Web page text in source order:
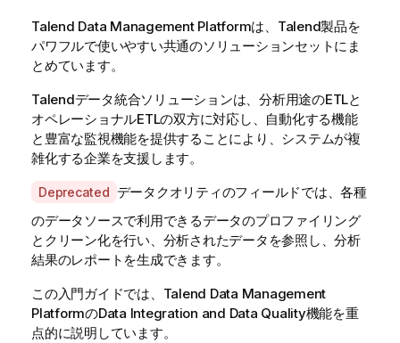
Talend Data Management Platformは、 Talend製品を
パワフルで使いやすい共通のソリューションセットにま
とめています。
Talendデータ統合ソリューションは、分析用途のETLと
オペレーショナルETLの双方に対応し、自動化する機能
と豊富な監視機能を提供することにより、システムが複
雑化する企業を支援します。
A
a
i
l
a
b
i
Deprecated データクオリティのフィールドでは、各種
のデータソースで利用できるデータのプロファイリング
とクリーン化を行い、分析されたデータを参照し、分析
結果のレポートを生成できます。
この入門ガイドでは、 Talend Data Management
PlatformのData Integration and Data Quality機能を重
点的に説明しています。